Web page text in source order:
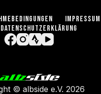
IMPRESSUM
DATENSCHUTZERKLÄRUNG
© albside e.V. 2026